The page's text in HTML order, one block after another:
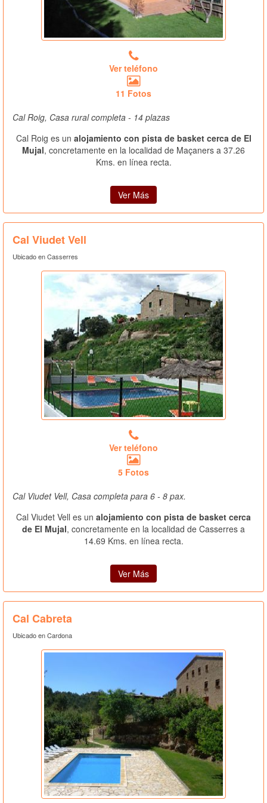
Ver teléfono
11 Fotos
Cal Roig, Casa rural completa - 14 plazas
Cal Roig es un alojamiento con pista de basket cerca de El
Mujal, concretamente en la localidad de Maçaners a 37.26
Kms. en línea recta.
Ver Más
Cal Viudet Vell
Ubicado en Casserres
Ver teléfono
5 Fotos
Cal Viudet Vell, Casa completa para 6 - 8 pax.
Cal Viudet Vell es un alojamiento con pista de basket cerca
de El Mujal, concretamente en la localidad de Casserres a
14.69 Kms. en línea recta.
Ver Más
Cal Cabreta
Ubicado en Cardona